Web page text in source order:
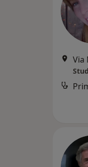
Via